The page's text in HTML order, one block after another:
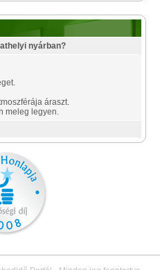
nyárban?
áraszt.
meleg legyen.